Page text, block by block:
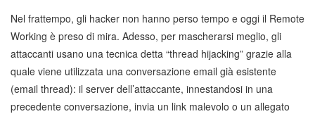
Nel frattempo, gli hacker non hanno perso tempo e oggi il Remote
Working è preso di mira. Adesso, per mascherarsi meglio, gli
attaccanti usano una tecnica detta “thread hijacking” grazie alla
quale viene utilizzata una conversazione email già esistente
(email thread): il server dell’attaccante, innestandosi in una
precedente conversazione, invia un link malevolo o un allegato